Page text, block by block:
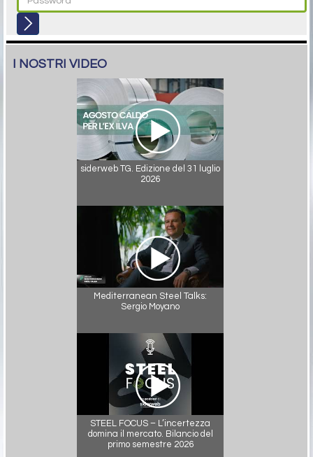
I NOSTRI VIDEO
siderweb TG. Edizione del 31 luglio
2026
Mediterranean Steel Talks:
Sergio Moyano
STEEL FOCUS – L’incertezza
domina il mercato. Bilancio del
primo semestre 2026